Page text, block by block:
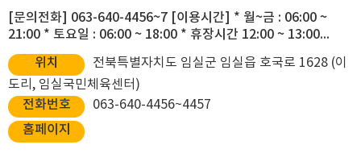
[문의전화] 063-640-4456~7 [이용시간] * 월~금 : 06:00 ~
21:00 * 토요일 : 06:00 ~ 18:00 * 휴장시간 12:00 ~ 13:00...
위치
전북특별자치도 임실군 임실읍 호국로 1628 (이
도리, 임실국민체육센터)
전화번호
063-640-4456~4457
홈페이지